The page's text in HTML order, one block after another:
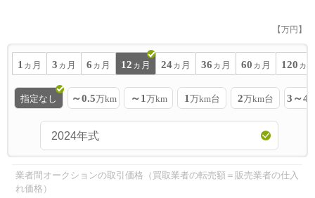
【万円】
1 ヵ月 3 ヵ月 6 ヵ月 12 ヵ月 24 ヵ月 36 ヵ月 60 ヵ月 120 ヵ
指定なし ～0.5万km ～1 万km 1 万km台 2万km台 3～4
業者間オークションの取引価格（買取業者の転売額＝販売業者の仕入
れ価格）